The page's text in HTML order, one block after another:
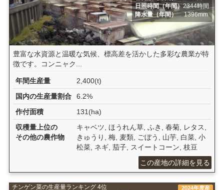
日照時間（年間）2344時間
降水量（年間）
1396mm
豊富な水資源と温暖な気候、標高差を活かした多彩な農業が特
徴です。コンニャク...
年間生産量
2,400(t)
国内の生産量割合
6.2%
作付面積
131(ha)
収穫量上位の
その他の農作物
キャベツ, ほうれん草, ふき, 春菊, レタス,
きゅうり, 梅, 麦類, ごぼう, 山芋, 白菜, 小
松菜, ネギ, 茄子, スイートコーン, 枝豆
この産地の詳細を見る
チンゲン菜の生産量ランキング 4位 2024年度産